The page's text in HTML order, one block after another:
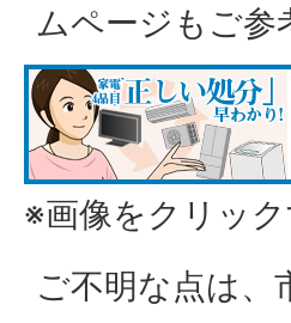
ムページもご参
※画像をクリッ
ご不明な点は